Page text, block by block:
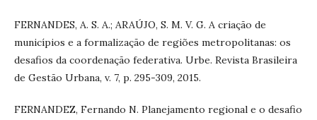
FERNANDES, A. S. A.; ARAÚJO, S. M. V. G. A criação de
municípios e a formalização de regiões metropolitanas: os
desafios da coordenação federativa. Urbe. Revista Brasileira
de Gestão Urbana, v. 7, p. 295-309, 2015.
FERNANDEZ, Fernando N. Planejamento regional e o desafio